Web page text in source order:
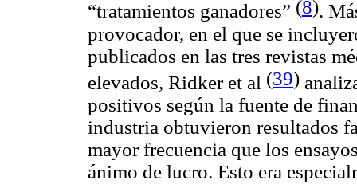
“tratamientos ganadores” (8).
provocador, en el que se
publicados en las tres revistas
elevados, Ridker et al (39)
positivos según la fuente de
industria obtuvieron resultados
mayor frecuencia que los
ánimo de lucro. Esto era